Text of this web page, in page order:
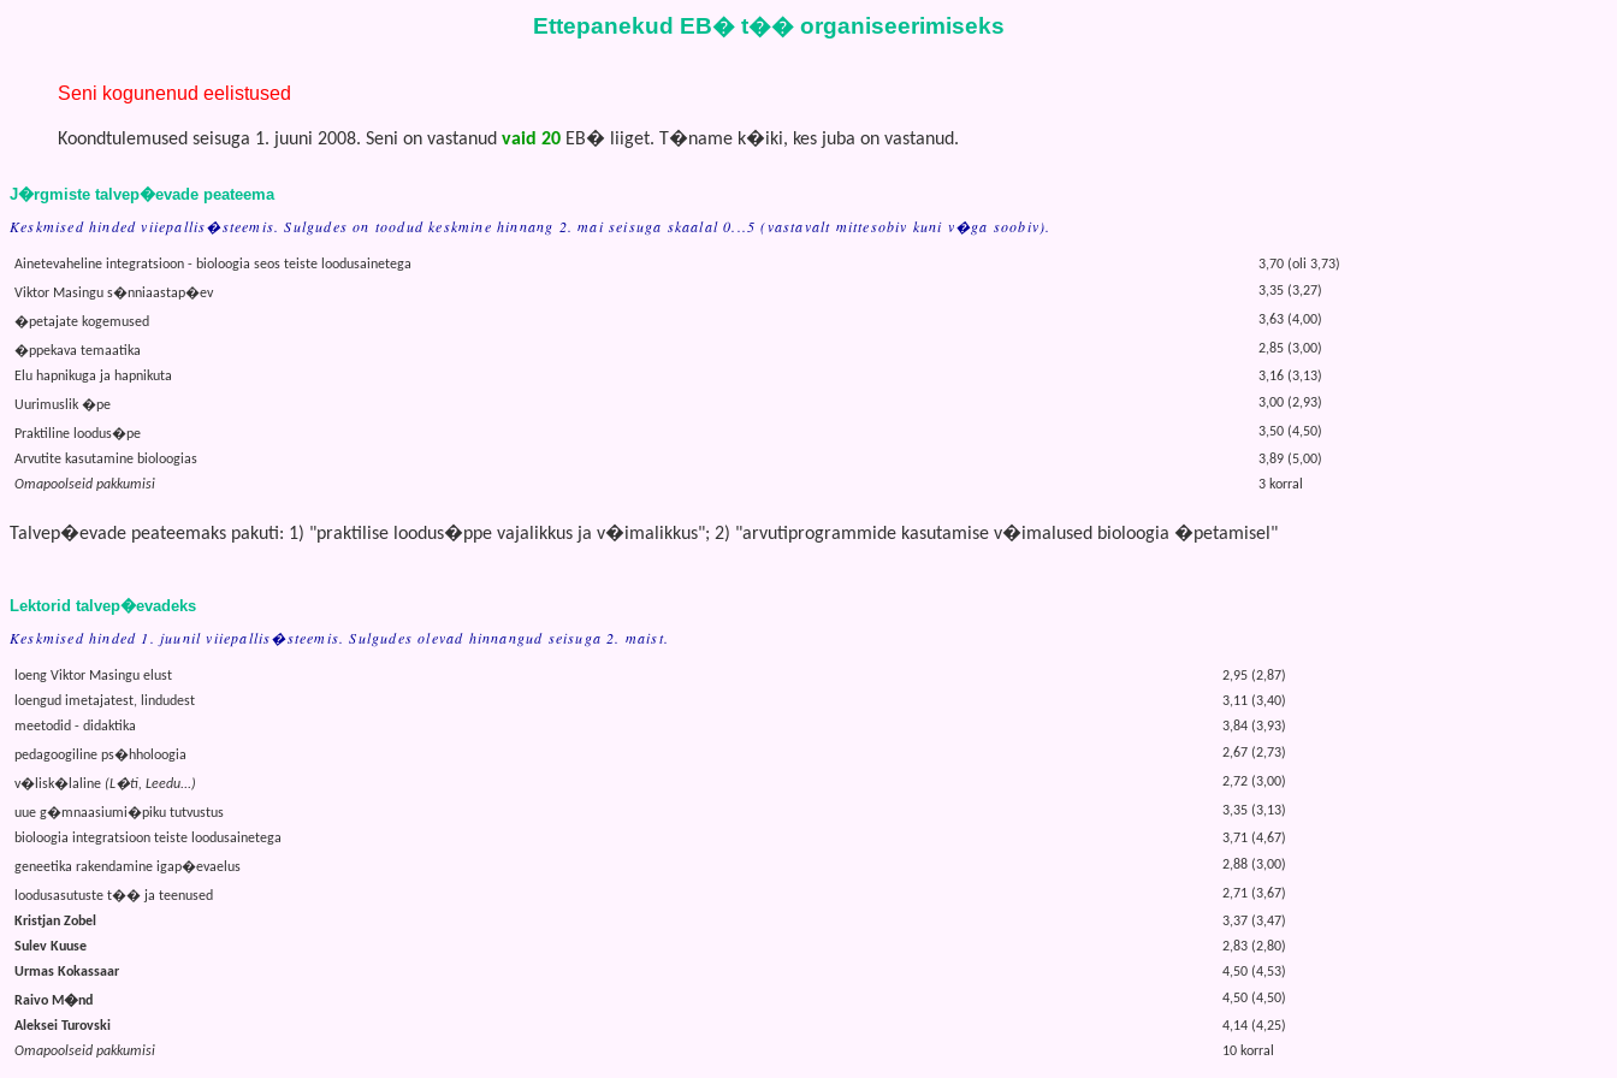
Ettepanekud EB� t�� organiseerimiseks
Seni kogunenud eelistused
Koondtulemused seisuga 1. juuni 2008. Seni on vastanud vaid 20 EB� liiget. T�name k�iki, kes juba on vastanud.
J�rgmiste talvep�evade peateema
Keskmised hinded viiepallis�steemis. Sulgudes on toodud keskmine hinnang 2. mai seisuga skaalal 0...5 (vastavalt mittesobiv kuni v�ga soobiv).
Ainetevaheline integratsioon - bioloogia seos teiste loodusainetega
3,70 (oli 3,73)
Viktor Masingu s�nniaastap�ev
3,35 (3,27)
�petajate kogemused 3,63 (4,00)
�ppekava temaatika
2,85 (3,00)
Elu hapnikuga ja hapnikuta
3,16 (3,13)
Uurimuslik �pe
3,00 (2,93)
Praktiline loodus�pe
3,50 (4,50)
Arvutite kasutamine bioloogias
3,89 (5,00)
Omapoolseid pakkumisi
3 korral
Talvep�evade peateemaks pakuti: 1) "praktilise loodus�ppe vajalikkus ja v�imalikkus"; 2) "arvutiprogrammide kasutamise v�imalused bioloogia �petamisel"
Lektorid talvep�evadeks
Keskmised hinded 1. juunil viiepallis�steemis. Sulgudes olevad hinnangud seisuga 2. maist.
loeng Viktor Masingu elust
2,95 (2,87)
loengud imetajatest, lindudest
3,11 (3,40)
meetodid - didaktika
3,84 (3,93)
pedagoogiline ps�hholoogia
2,67 (2,73)
v�lisk�laline (L�ti, Leedu...) 2,72 (3,00)
uue g�mnaasiumi�piku tutvustus
3,35 (3,13)
bioloogia integratsioon teiste loodusainetega
3,71 (4,67)
geneetika rakendamine igap�evaelus
2,88 (3,00)
loodusasutuste t�� ja teenused
2,71 (3,67)
Kristjan Zobel
3,37 (3,47)
Sulev Kuuse
2,83 (2,80)
Urmas Kokassaar
4,50 (4,53)
Raivo M�nd
4,50 (4,50)
Aleksei Turovski
4,14 (4,25)
Omapoolseid pakkumisi
10 korral